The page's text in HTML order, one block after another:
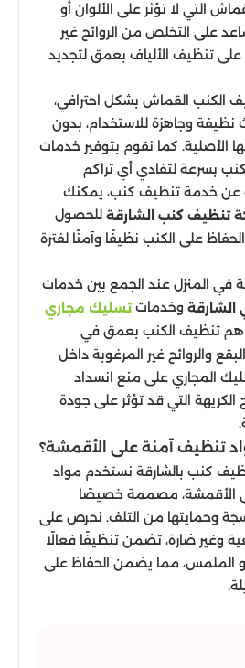
التي لا تؤثر على الألوان أو
على التخلص من الروائح غير
تنظيف الألياف بعمق لتجديد
الكنب القماش بشكل احترافي،
وجاهزة للاستخدام، بدون
الأصلية. كما نقوم بتوفير خدمات
بسرعة لتفادي أي تراكم
عن خدمة تنظيف كنب، يمكنك
تنظيف كنب الشارقة للحصول
على الكنب نظيفًا وآمنًا لفترة
في المنزل عند الجمع بين خدمات
وخدماتتسليك مجاري
تنظيف الكنب بعمق في
والروائح غير المرغوبة داخل
المجاري على منع انسداد
الكريهة التي قد تؤثر على جودة
تنظيف آمنة على الأقمشة؟
كنب بالشارقة نستخدم مواد
الأقمشة، مصممة خصيصًا
وحمايتها من التلف. نحرص على
وغير ضارة، تضمن تنظيفًا فعالًا
أو الملمس، مما يضمن الحفاظ على